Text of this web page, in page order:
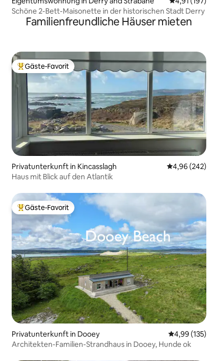
Schöne 2-Bett-Maisonette in der historischen Stadt Derry
Familienfreundliche Häuser mieten
Beliebter Gäste-Favorit.
Gäste-Favorit
Privatunterkunft in Kincasslagh
4,96 (242)
Haus mit Blick auf den Atlantik
Beliebter Gäste-Favorit.
Gäste-Favorit
Privatunterkunft in Dooey
4,99 (135)
Architekten-Familien-Strandhaus in Dooey, Hunde ok